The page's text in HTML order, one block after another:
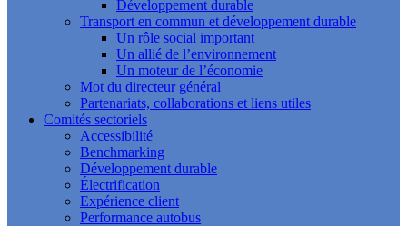
Développement durable
Transport en commun et développement durable
Un rôle social important
Un allié de l’environnement
Un moteur de l’économie
Mot du directeur général
Partenariats, collaborations et liens utiles
Comités sectoriels
Accessibilité
Benchmarking
Développement durable
Électrification
Expérience client
Performance autobus